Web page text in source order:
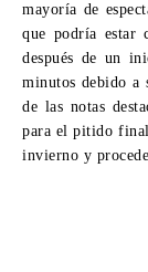
mayoría de
que podría estar
después de un
minutos debido a
de las notas
para el pitido
invierno y